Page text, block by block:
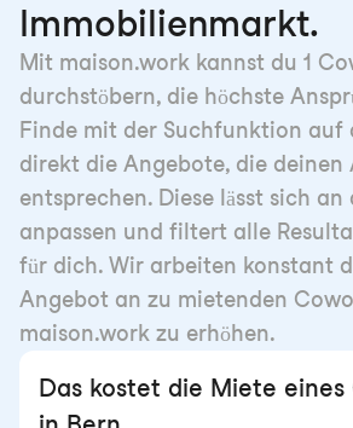
Immobilienmarkt.
Mit maison.work kannst du 1
durchstöbern, die höchste
Finde mit der Suchfunktion auf
direkt die Angebote, die deinen
entsprechen. Diese lässt sich
anpassen und filtert alle
für dich. Wir arbeiten konstant
Angebot an zu mietenden
maison.work zu erhöhen.
Das kostet die Miete eines